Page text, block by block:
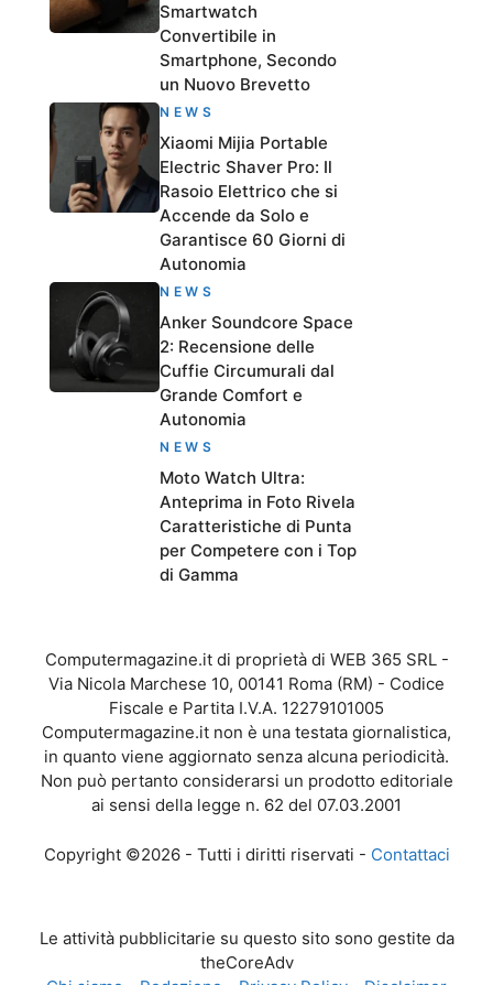
Smartwatch
Convertibile in
Smartphone, Secondo
un Nuovo Brevetto
NEWS
Xiaomi Mijia Portable
Electric Shaver Pro: Il
Rasoio Elettrico che si
Accende da Solo e
Garantisce 60 Giorni di
Autonomia
NEWS
Anker Soundcore Space
2: Recensione delle
Cuffie Circumurali dal
Grande Comfort e
Autonomia
NEWS
Moto Watch Ultra:
Anteprima in Foto Rivela
Caratteristiche di Punta
per Competere con i Top
di Gamma
Computermagazine.it di proprietà di WEB 365 SRL -
Via Nicola Marchese 10, 00141 Roma (RM) - Codice
Fiscale e Partita I.V.A. 12279101005
Computermagazine.it non è una testata giornalistica,
in quanto viene aggiornato senza alcuna periodicità.
Non può pertanto considerarsi un prodotto editoriale
ai sensi della legge n. 62 del 07.03.2001
Copyright ©2026 - Tutti i diritti riservati - Contattaci
Le attività pubblicitarie su questo sito sono gestite da
theCoreAdv